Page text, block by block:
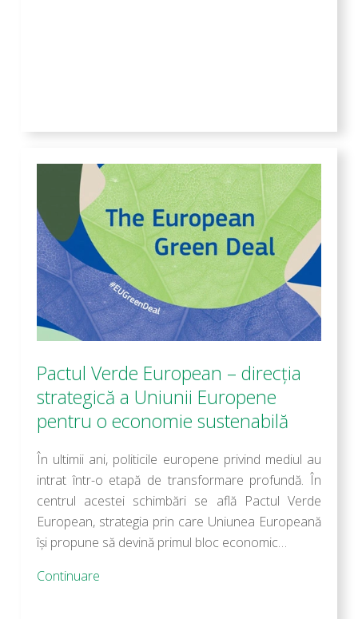
Pactul Verde European – direcția
strategică a Uniunii Europene
pentru o economie sustenabilă
În ultimii ani, politicile europene privind mediul au
intrat într-o etapă de transformare profundă. În
centrul acestei schimbări se află Pactul Verde
European, strategia prin care Uniunea Europeană
își propune să devină primul bloc economic…
Continuare